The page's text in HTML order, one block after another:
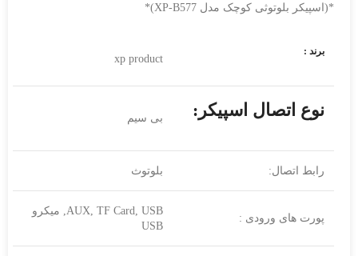
*(اسپيکر بلوتوثی کوچک مدل XP-B577)*
برند :
xp product
نوع اتصال اسپیکر: بی سیم
رابط اتصال: بلوتوث
پورت های ورودی :
AUX, TF Card, USB, میکرو
USB